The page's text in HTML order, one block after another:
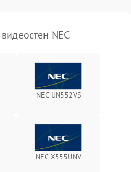
NEC
NEC UN552VS
NEC X555UNV